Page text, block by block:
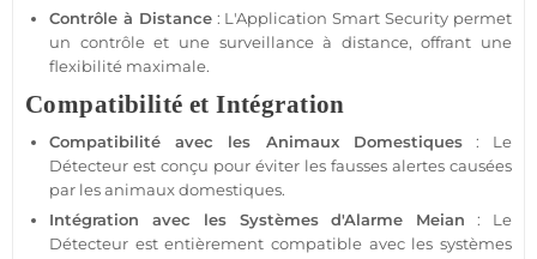
Contrôle à Distance: L'Application Smart Security permet
un contrôle et une surveillanceà distance, offrant une
flexibilité maximale.
Compatibilité et Intégration
Compatibilité avec les Animaux Domestiques: Le
Détecteur est conçu pour éviter les fausses alertes causées
par les animaux domestiques.
Intégration avec les Systèmes d'Alarme Meian : Le
Détecteur est entièrement compatible avec les systèmes